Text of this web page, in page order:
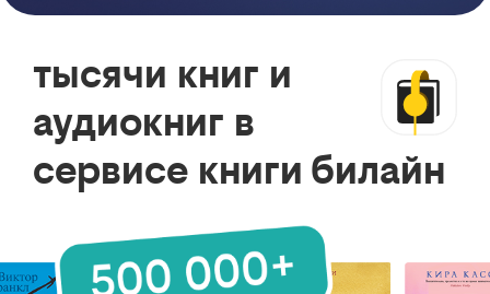
тысячи книг и
аудиокниг в
сервисе книги билайн